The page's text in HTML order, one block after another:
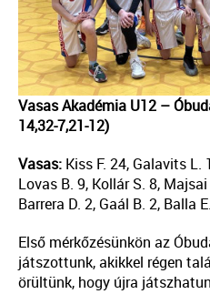
Vasas Akadémia U12 –
14,32-7,21-12)
Vasas: Kiss F. 24, Galavits L.
Lovas B. 9, Kollár S. 8,
Barrera D. 2, Gaál B. 2, Balla
Első mérkőzésünkön az
játszottunk, akikkel régen
örültünk, hogy újra